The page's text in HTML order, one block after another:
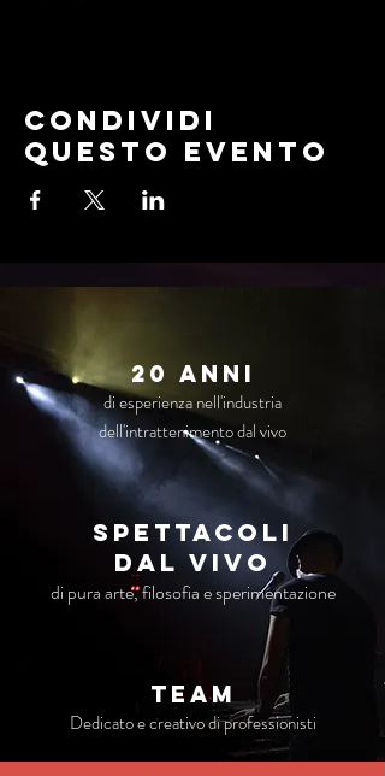
Condividi
questo evento
20 anni
di esperienza nell'industria
dell'intrattenimento dal vivo
Spettacoli
dal vivo
di pura arte, filosofia e sperimentazione
TEAM
Dedicato e creativo di professionisti